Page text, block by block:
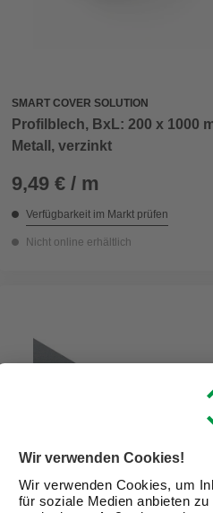
SMART COVER SOLUTION
Profilblech, BxL: 200 x 1000
Metall, verzinkt
9,49 € / m
Verfügbarkeit im Markt prüfen
Nicht online erhältlich